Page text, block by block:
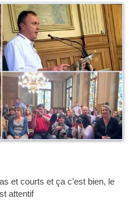
et courts et ça c’est bien, le
attentif